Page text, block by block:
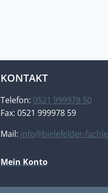
KONTAKT
Telefon: 0521 999978 50
Fax: 0521 999978 59
Mail: info@bielefelder-
Mein Konto